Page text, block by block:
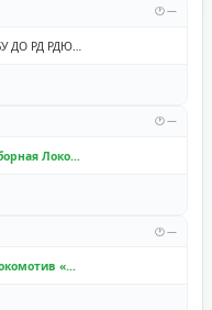
🕐 —
🕐 —
Сборная Локобол 2026
🕐 —
Локомотив «Черкизово»